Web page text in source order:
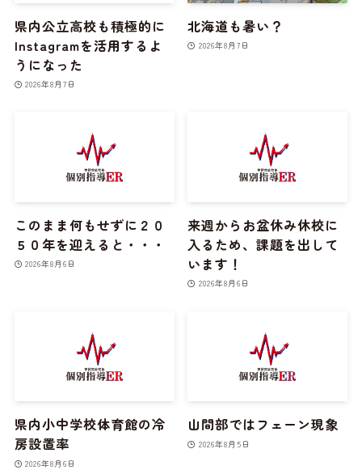
県内公立高校も積極的に
Instagramを活用するよ
うになった
2026年8月7日
北海道も暑い？
2026年8月7日
このまま何もせずに２０
５０年を迎えると・・・
2026年8月6日
来週からお盆休み休校に
入るため、課題を出して
います！
2026年8月6日
県内小中学校体育館の冷
房設置率
2026年8月6日
山間部ではフェーン現象
2026年8月5日